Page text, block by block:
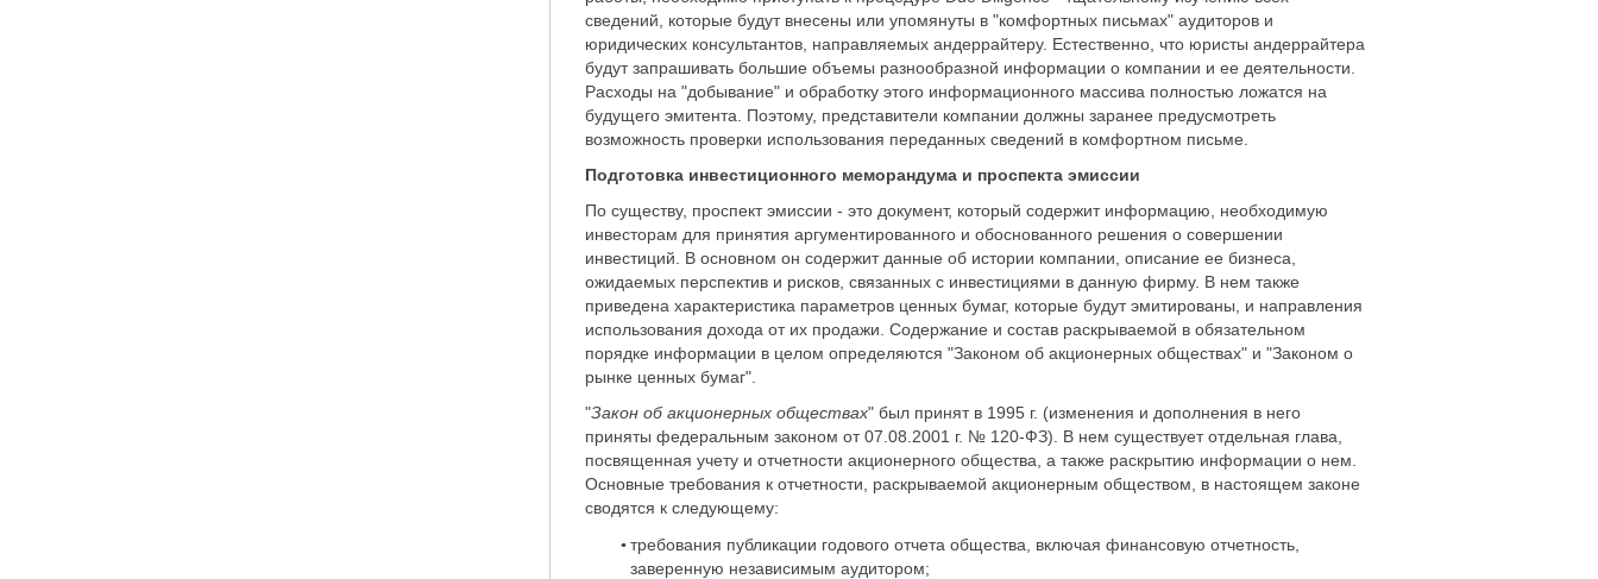
сведений, которые будут внесены или упомянуты в "комфортных письмах" аудиторов и
юридических консультантов, направляемых андеррайтеру. Естественно, что юристы андеррайтера
будут запрашивать большие объемы разнообразной информации о компании и ее деятельности.
Расходы на "добывание" и обработку этого информационного массива полностью ложатся на
будущего эмитента. Поэтому, представители компании должны заранее предусмотреть
возможность проверки использования переданных сведений в комфортном письме.
Подготовка инвестиционного меморандума и проспекта эмиссии
По существу, проспект эмиссии - это документ, который содержит информацию, необходимую
инвесторам для принятия аргументированного и обоснованного решения о совершении
инвестиций. В основном он содержит данные об истории компании, описание ее бизнеса,
ожидаемых перспектив и рисков, связанных с инвестициями в данную фирму. В нем также
приведена характеристика параметров ценных бумаг, которые будут эмитированы, и направления
использования дохода от их продажи. Содержание и состав раскрываемой в обязательном
порядке информации в целом определяются "Законом об акционерных обществах" и "Законом о
рынке ценных бумаг".
"Закон об акционерных обществах" был принят в 1995 г. (изменения и дополнения в него
приняты федеральным законом от 07.08.2001 г. № 120-ФЗ). В нем существует отдельная глава,
посвященная учету и отчетности акционерного общества, а также раскрытию информации о нем.
Основные требования к отчетности, раскрываемой акционерным обществом, в настоящем законе
сводятся к следующему:
требования публикации годового отчета общества, включая финансовую отчетность,
заверенную независимым аудитором;